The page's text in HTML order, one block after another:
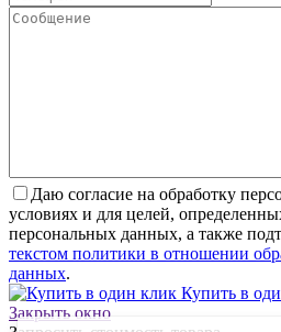
Даю согласие на обработку
условиях и для целей,
персональных данных, а также
текстом политики в отношении
данных.
Купить в
Закрыть окно